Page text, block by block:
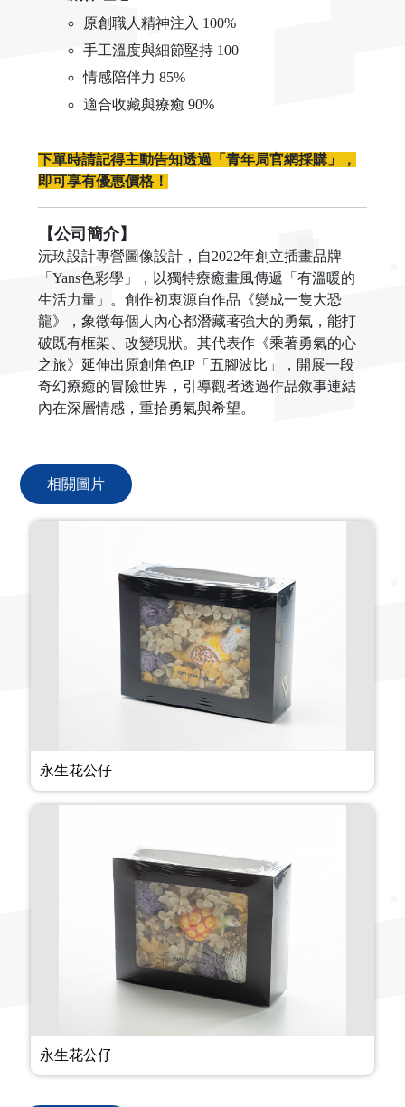
原創職人精神注入 100%
手工溫度與細節堅持 100
情感陪伴力 85%
適合收藏與療癒 90%
下單時請記得主動告知透過「青年局官網採購」，
即可享有優惠價格！
【公司簡介】
沅玖設計專營圖像設計，自2022年創立插畫品牌
「Yans色彩學」，以獨特療癒畫風傳遞「有溫暖的
生活力量」。創作初衷源自作品《變成一隻大恐
龍》，象徵每個人內心都潛藏著強大的勇氣，能打
破既有框架、改變現狀。其代表作《乘著勇氣的心
之旅》延伸出原創角色IP「五腳波比」，開展一段
奇幻療癒的冒險世界，引導觀者透過作品敘事連結
內在深層情感，重拾勇氣與希望。
相關圖片
永生花公仔
永生花公仔